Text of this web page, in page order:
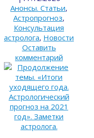
Анонсы. Статьи,
Астропрогноз,
Консультация
астролога, Новости
Оставить
комментарий